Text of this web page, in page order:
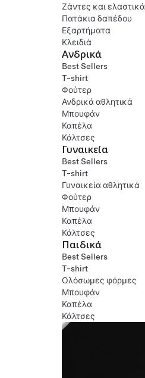
Ζάντες και ελαστικά
Πατάκια δαπέδου
Εξαρτήματα
Κλειδιά
Ανδρικά
Best Sellers
T-shirt
Φούτερ
Ανδρικά αθλητικά
Μπουφάν
Καπέλα
Κάλτσες
Γυναικεία
Best Sellers
T-shirt
Γυναικεία αθλητικά
Φούτερ
Μπουφάν
Καπέλα
Κάλτσες
Παιδικά
Best Sellers
T-shirt
Ολόσωμες φόρμες
Μπουφάν
Καπέλα
Κάλτσες